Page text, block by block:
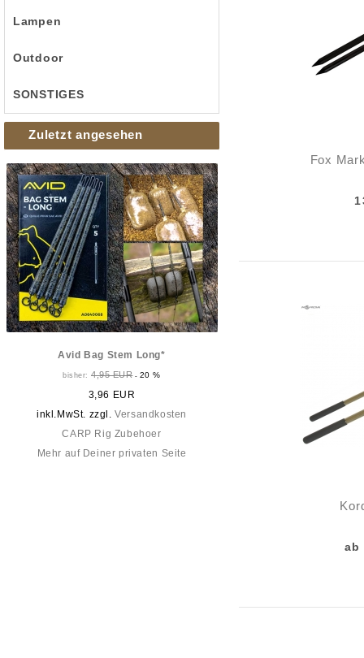
Lampen
Outdoor
SONSTIGES
Zuletzt angesehen
Avid Bag Stem Long*
bisher: 4,95 EUR- 20 %
3,96 EUR
inkl.MwSt. zzgl.Versandkosten
CARP Rig Zubehoer
Mehr auf Deiner privaten Seite
Fox
ab